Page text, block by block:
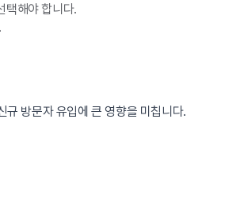
택해야 합니다.
방문자 유입에 큰 영향을 미칩니다.